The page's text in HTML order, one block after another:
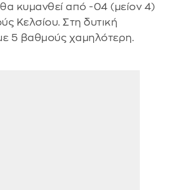
κυμανθεί από -04 (μείον 4)
Κελσίου. Στη δυτική
5 βαθμούς χαμηλότερη.